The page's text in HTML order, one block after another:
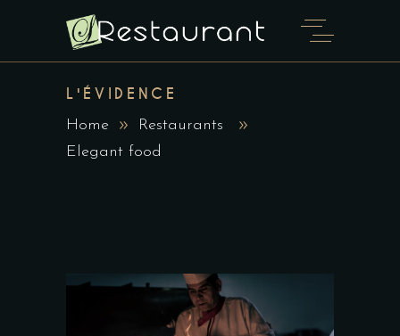
L'ÉVIDENCE
Home
Restaurants
Elegant food